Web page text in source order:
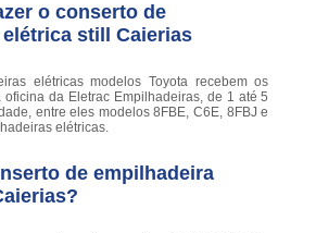
o conserto de
still Caierias
elétricas modelos Toyota recebem os
da Eletrac Empilhadeiras, de 1 até 5
entre eles modelos 8FBE, C6E, 8FBJ e
elétricas.
de empilhadeira